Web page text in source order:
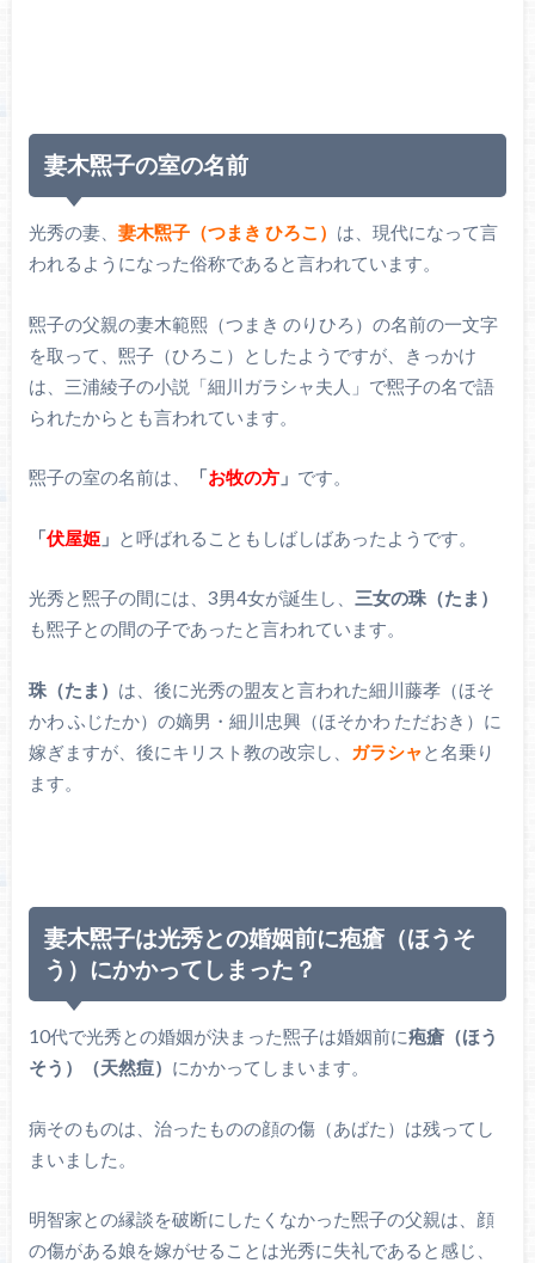
妻木煕子の室の名前
光秀の妻、 妻木煕子（つまき ひろこ） は、現代になって言
われるようになった俗称であると言われています。
煕子の父親の妻木範熙（つまき のりひろ）の名前の一文字
を取って、煕子（ひろこ）としたようですが、きっかけ
は、三浦綾子の小説「細川ガラシャ夫人」で煕子の名で語
られたからとも言われています。
煕子の室の名前は、 「お牧の方」 です。
「伏屋姫」 と呼ばれることもしばしばあったようです。
光秀と煕子の間には、3男4女が誕生し、 三女の珠（たま）
も煕子との間の子であったと言われています。
珠（たま） は、後に光秀の盟友と言われた細川藤孝（ほそ
かわ ふじたか）の嫡男・細川忠興（ほそかわ ただおき）に
嫁ぎますが、後にキリスト教の改宗し、 ガラシャ と名乗り
ます。
妻木煕子は光秀との婚姻前に疱瘡（ほうそ
う）にかかってしまった？
10代で光秀との婚姻が決まった煕子は婚姻前に疱瘡（ほう
そう）（天然痘） にかかってしまいます。
病そのものは、治ったものの顔の傷（あばた）は残ってし
まいました。
明智家との縁談を破断にしたくなかった煕子の父親は、顔
の傷がある娘を嫁がせることは光秀に失礼であると感じ、